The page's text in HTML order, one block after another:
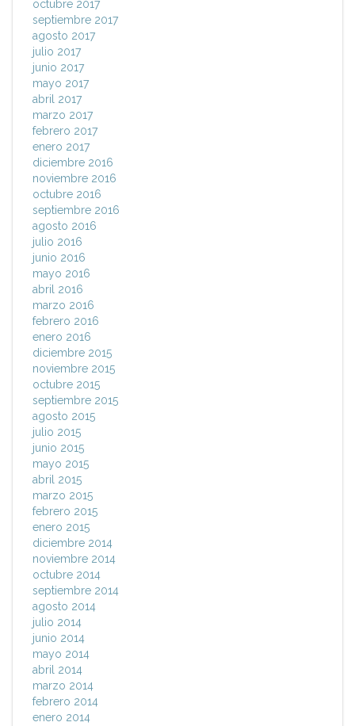
octubre 2017
septiembre 2017
agosto 2017
julio 2017
junio 2017
mayo 2017
abril 2017
marzo 2017
febrero 2017
enero 2017
diciembre 2016
noviembre 2016
octubre 2016
septiembre 2016
agosto 2016
julio 2016
junio 2016
mayo 2016
abril 2016
marzo 2016
febrero 2016
enero 2016
diciembre 2015
noviembre 2015
octubre 2015
septiembre 2015
agosto 2015
julio 2015
junio 2015
mayo 2015
abril 2015
marzo 2015
febrero 2015
enero 2015
diciembre 2014
noviembre 2014
octubre 2014
septiembre 2014
agosto 2014
julio 2014
junio 2014
mayo 2014
abril 2014
marzo 2014
febrero 2014
enero 2014